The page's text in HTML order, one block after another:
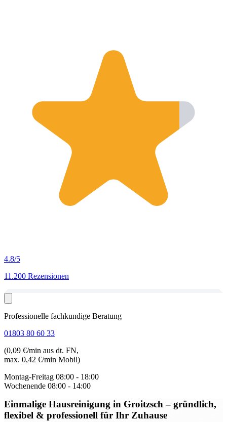
4.8/5
11.200 Rezensionen
Professionelle fachkundige Beratung
01803 80 60 33
(0,09 €/min aus dt. FN,
max. 0,42 €/min Mobil)
Montag-Freitag 08:00 - 18:00
Wochenende 08:00 - 14:00
Einmalige Hausreinigung in Groitzsch– gründlich,
flexibel & professionell für Ihr Zuhause